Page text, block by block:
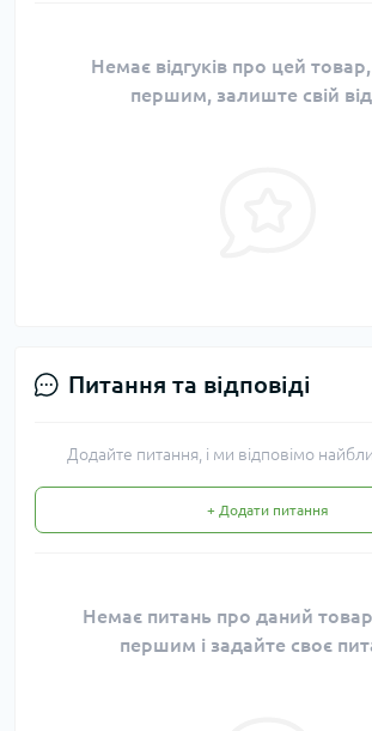
Немає відгуків про цей
першим, залиште свій
Питання та відповіді
Додайте питання, і ми відповімо
+ Додати питання
Немає питань про даний
першим і задайте своє